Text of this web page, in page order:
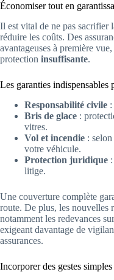
Économiser tout en
Il est vital de ne pas sacrifier
réduire les coûts. Des
avantageuses à première
protection insuffisante.
Les garanties indispensables
Responsabilité civile
Bris de glace :
vitres.
Vol et incendie :
votre véhicule.
Protection juridique
litige.
Une couverture complète
route. De plus, les nouvelles
notamment les redevances
exigeant davantage de
assurances.
Incorporer des gestes